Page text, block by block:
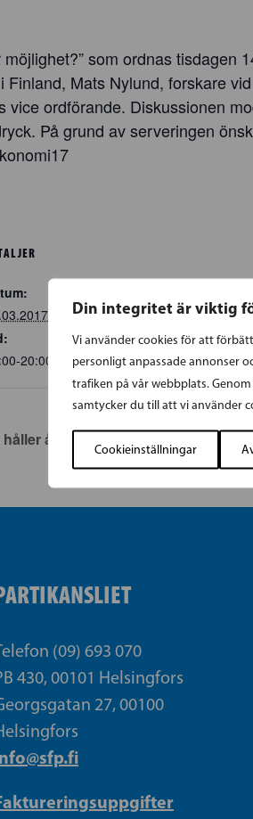
Din integritet är viktig
Vi använder cookies för att
personligt anpassade annonser
trafiken på vår webbplats.
samtycker du till att vi använder
Cookieinställningar
som ordnas
Mats Nylund, forskare
vice ordförande. Diskussionen
På grund av serveringen
20:00
EET
håller årsmöte
(09) 693 070
430, 00101 Helsingfors
27, 00100